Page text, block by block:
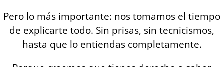
Pero lo más importante: nos tomamos el tiempo
de explicarte todo. Sin prisas, sin tecnicismos,
hasta que lo entiendas completamente.